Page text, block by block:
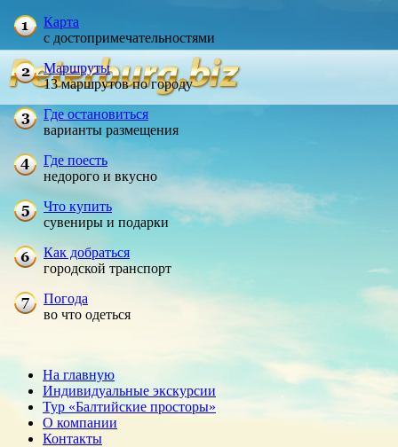
Карта
с достопримечательностями
Маршруты
13 маршрутов по городу
Где остановиться
варианты размещения
Где поесть
недорого и вкусно
Что купить
сувениры и подарки
Как добраться
городской транспорт
Погода
во что одеться
На главную
Индивидуальные экскурсии
Тур «Балтийские просторы»
О компании
Контакты